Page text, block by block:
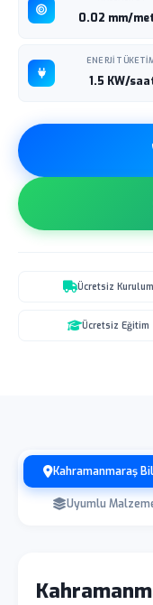
0.02 mm/
ENERJI
1.5 KW/
Ücretsiz Kurulum
Ücretsiz Eğitim
Kahramanmaraş
Uyumlu